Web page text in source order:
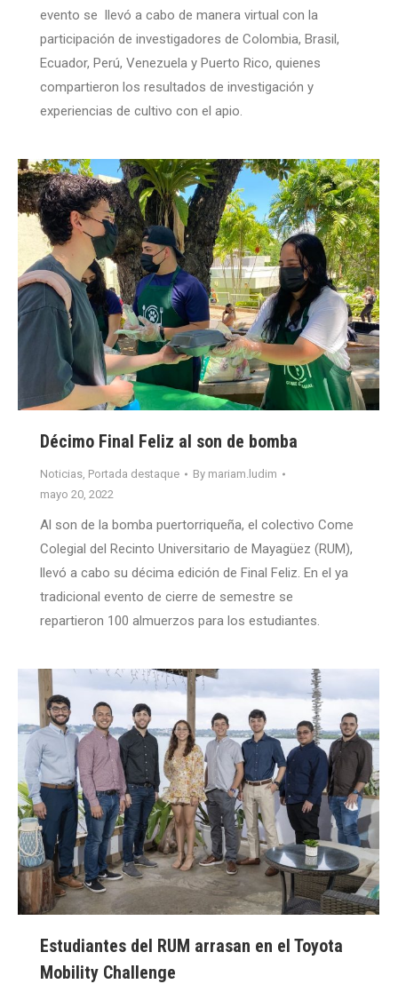
evento se llevó a cabo de manera virtual con la
participación de investigadores de Colombia, Brasil,
Ecuador, Perú, Venezuela y Puerto Rico, quienes
compartieron los resultados de investigación y
experiencias de cultivo con el apio.
Décimo Final Feliz al son de bomba
Noticias, Portada destaque By mariam.ludim
mayo 20, 2022
Al son de la bomba puertorriqueña, el colectivo Come
Colegial del Recinto Universitario de Mayagüez (RUM),
llevó a cabo su décima edición de Final Feliz. En el ya
tradicional evento de cierre de semestre se
repartieron 100 almuerzos para los estudiantes.
Estudiantes del RUM arrasan en el Toyota
Mobility Challenge